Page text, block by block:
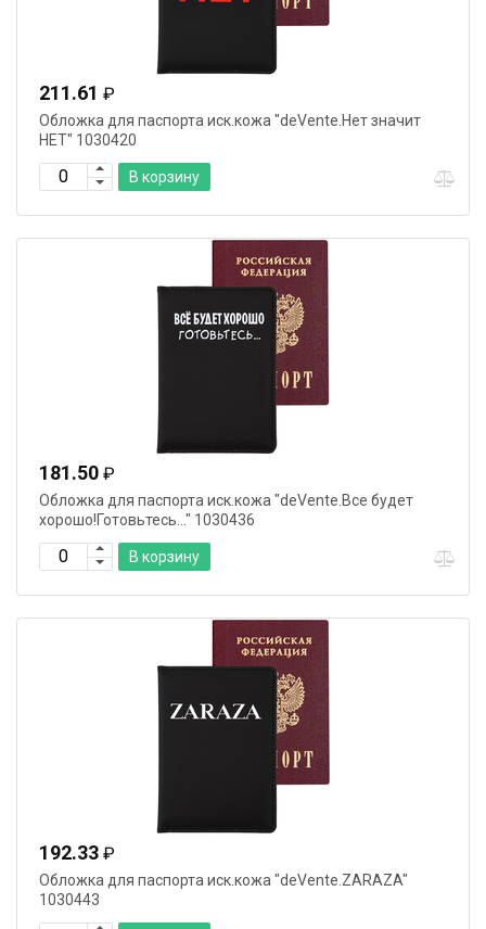
211.61 ₽
Обложка для паспорта иск.кожа "deVente.Нет значит
НЕТ" 1030420
В корзину
181.50 ₽
Обложка для паспорта иск.кожа "deVente.Все будет
хорошо!Готовьтесь..." 1030436
В корзину
192.33 ₽
Обложка для паспорта иск.кожа "deVente.ZARAZA"
1030443